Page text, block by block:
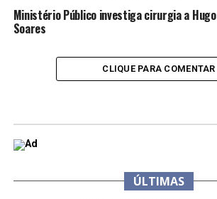
Ministério Público investiga cirurgia a Hugo
Soares
CLIQUE PARA COMENTAR
ÚLTIMAS